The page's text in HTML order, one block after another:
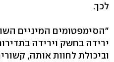
לכך.
"הסימפטומים המיניים
ירידה בחשק וירידה
וביכולת לחוות אותה,